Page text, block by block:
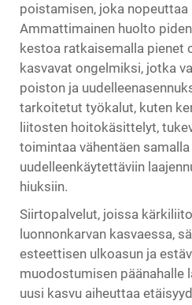
poistamisen, joka nopeuttaa
Ammattimainen huolto
kestoa ratkaisemalla pienet
kasvavat ongelmiksi, jotka
poiston ja
tarkoitetut työkalut, kuten
liitosten hoitokäsittelyt,
toimintaa vähentäen
uudelleenkäytettäviin
hiuksiin.
Siirtopalvelut, joissa
luonnonkarvan kasvaessa,
esteettisen ulkoasun ja
muodostumisen päänahalle
uusi kasvu aiheuttaa